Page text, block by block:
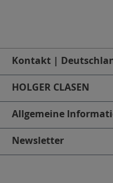
Kontakt |
HOLGER CLASEN
Allgemeine
Newsletter